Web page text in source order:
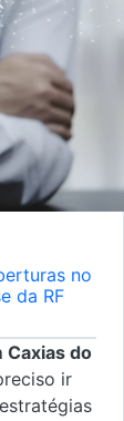
no
da RF
Caxias do
ir